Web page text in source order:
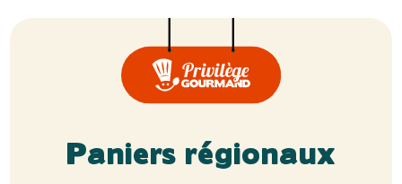
Paniers régionaux